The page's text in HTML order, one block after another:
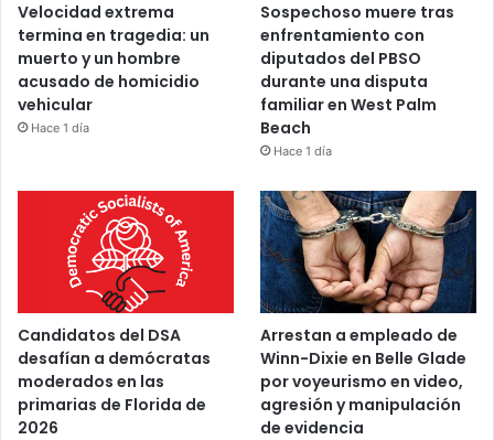
Velocidad extrema
termina en tragedia: un
muerto y un hombre
acusado de homicidio
vehicular
Hace 1 día
Sospechoso muere tras
enfrentamiento con
diputados del PBSO
durante una disputa
familiar en West Palm
Beach
Hace 1 día
Candidatos del DSA
desafían a demócratas
moderados en las
primarias de Florida de
2026
Arrestan a empleado de
Winn-Dixie en Belle Glade
por voyeurismo en video,
agresión y manipulación
de evidencia